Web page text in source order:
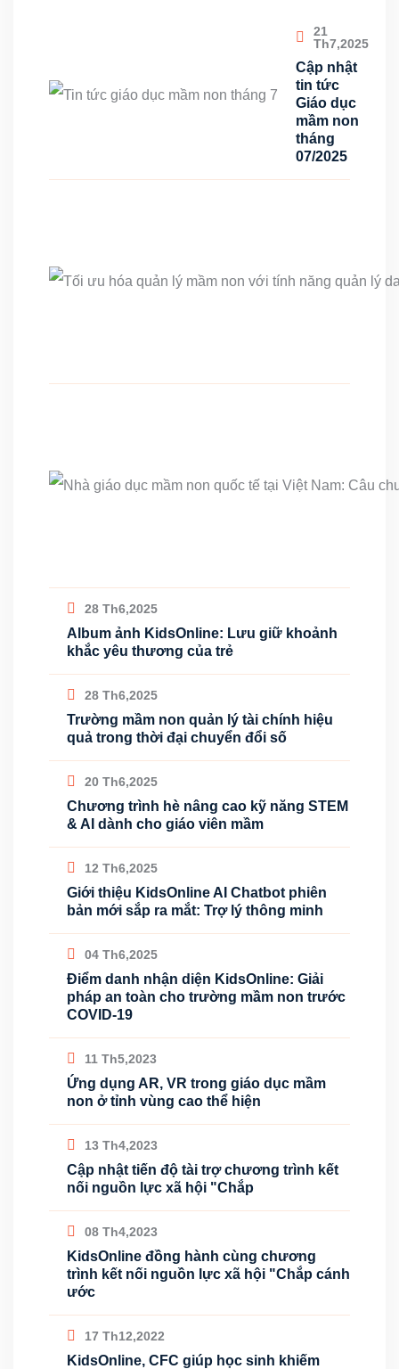
21
Th7,2025
Cập nhật
tin tức
Giáo dục
mầm non
tháng
07/2025
28 Th6,2025
Album ảnh KidsOnline: Lưu giữ khoảnh
khắc yêu thương của trẻ
28 Th6,2025
Trường mầm non quản lý tài chính hiệu
quả trong thời đại chuyển đổi số
20 Th6,2025
Chương trình hè nâng cao kỹ năng STEM
& AI dành cho giáo viên mầm
12 Th6,2025
Giới thiệu KidsOnline AI Chatbot phiên
bản mới sắp ra mắt: Trợ lý thông minh
04 Th6,2025
Điểm danh nhận diện KidsOnline: Giải
pháp an toàn cho trường mầm non trước
COVID-19
11 Th5,2023
Ứng dụng AR, VR trong giáo dục mầm
non ở tỉnh vùng cao thể hiện
13 Th4,2023
Cập nhật tiến độ tài trợ chương trình kết
nối nguồn lực xã hội "Chắp
08 Th4,2023
KidsOnline đồng hành cùng chương
trình kết nối nguồn lực xã hội "Chắp cánh
ước
17 Th12,2022
KidsOnline, CFC giúp học sinh khiếm